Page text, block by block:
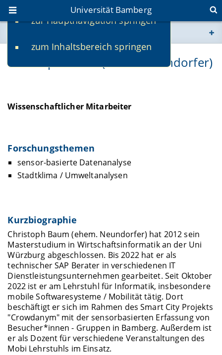
zur Hauptnavigation springen
zum Inhaltsbereich springen
Universität Bamberg
www.uni-bamberg.de
fis.uni-bamberg.de
Christoph Baum (ehem. Neundorfer)
Wissenschaftlicher Mitarbeiter
Forschungsthemen
sensor-basierte Datenanalyse
Stadtklima / Umweltanalysen
Kurzbiographie
Christoph Baum (ehem. Neundorfer) hat 2012 sein
Masterstudium in Wirtschaftsinformatik an der Uni
Würzburg abgeschlossen. Bis 2022 hat er als
technischer SAP Berater in verschiedenen IT
Dienstleistungsunternehmen gearbeitet. Seit Oktober
2022 ist er am Lehrstuhl für Informatik, insbesondere
mobile Softwaresysteme / Mobilität tätig. Dort
beschäftigt er sich im Rahmen des Smart City Projekts
"Crowdanym" mit der sensorbasierten Erfassung von
Besucher*innen - Gruppen in Bamberg. Außerdem ist
er als Dozent für verschiedene Veranstaltungen des
Mobi Lehrstuhls im Einsatz.